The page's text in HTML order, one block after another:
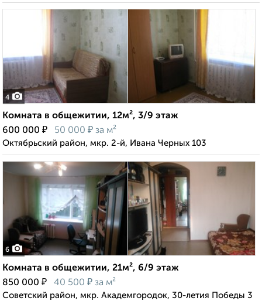
4
Комната в общежитии, 12м², 3/9 этаж
600 000 ₽ 50 000 ₽ за м²
Октябрьский район, мкр. 2-й, Ивана Черных 103
6
Комната в общежитии, 21м², 6/9 этаж
850 000 ₽ 40 500 ₽ за м²
Советский район, мкр. Академгородок, 30-летия Победы 3